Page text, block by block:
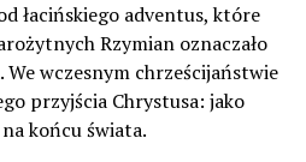
łacińskiego adventus, które
Rzymian oznaczało
wczesnym chrześcijaństwie
przyjścia Chrystusa: jako
końcu świata.